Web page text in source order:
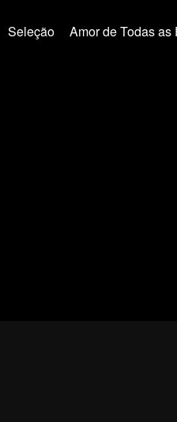
Seleção Amor de Todas as